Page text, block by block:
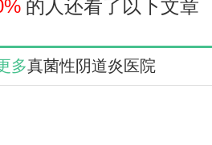
的人还看了以下文章
多真菌性阴道炎医院